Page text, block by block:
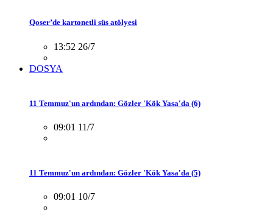
Qoser’de kartonetli süs atölyesi
13:52 26/7
DOSYA
11 Temmuz'un ardından: Gözler 'Kök Yasa'da (6)
09:01 11/7
11 Temmuz'un ardından: Gözler 'Kök Yasa'da (5)
09:01 10/7